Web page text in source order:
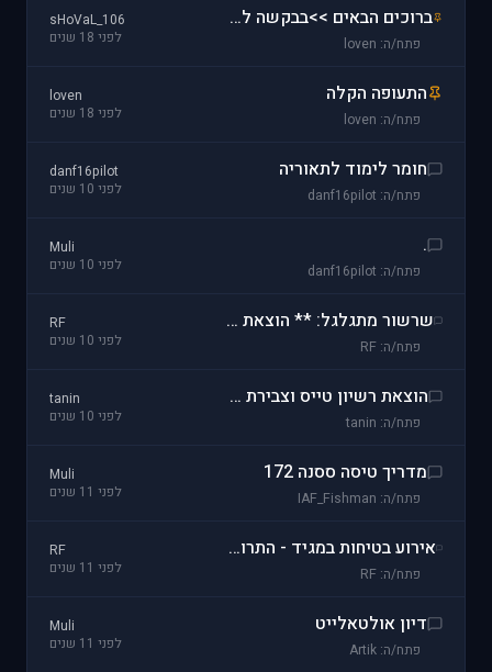
ברוכים הבאים >>בבקשה לקרוא לפני הכתיבה<<
פתח/ה: loven
sHoVaL_106
לפני 18 שנים
התעופה הקלה
פתח/ה: loven
loven
לפני 18 שנים
חומר לימוד לתאוריה
פתח/ה: danf16pilot
danf16pilot
לפני 10 שנים
.
פתח/ה: danf16pilot
Muli
לפני 10 שנים
שרשור מתגלגל: ** הוצאת רישיון טיס על דאון **
פתח/ה: RF
RF
לפני 10 שנים
הוצאת רשיון טייס וצבירת שעות
פתח/ה: tanin
tanin
לפני 10 שנים
מדריך טיסה ססנה 172
פתח/ה: IAF_Fishman
Muli
לפני 11 שנים
אירוע בטיחות במגיד - התרוממות יתר בהמראה של הדאון וכמעט אסון
פתח/ה: RF
RF
לפני 11 שנים
דיון אולטאלייט
פתח/ה: Artik
Muli
לפני 11 שנים